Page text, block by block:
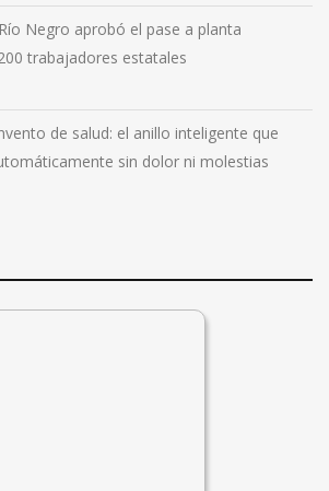
Negro aprobó el pase a planta
trabajadores estatales
de salud: el anillo inteligente que
sin dolor ni molestias